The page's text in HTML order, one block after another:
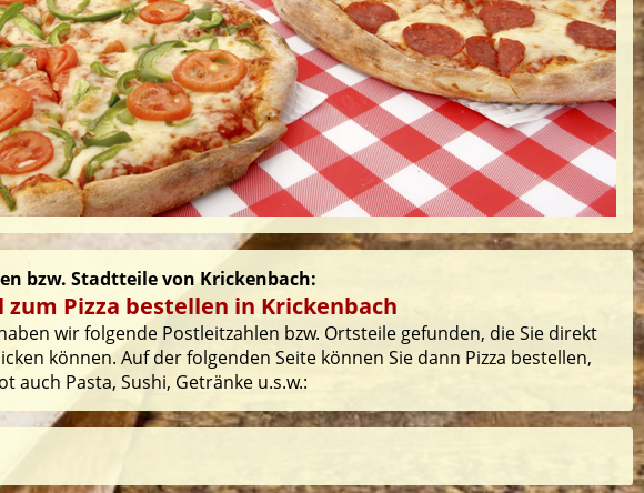
bzw. Stadtteile von Krickenbach:
Pizza bestellen in Krickenbach
wir folgende Postleitzahlen bzw. Ortsteile gefunden, die Sie direkt
können. Auf der folgenden Seite können Sie dann Pizza bestellen,
auch Pasta, Sushi, Getränke u.s.w.: